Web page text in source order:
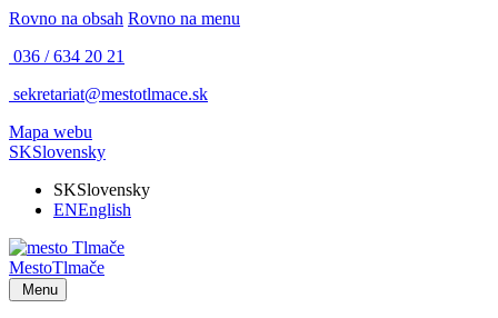
Rovno na obsah Rovno na menu
036 / 634 20 21
sekretariat@mestotlmace.sk
Mapa webu
SKSlovensky
SKSlovensky
ENEnglish
MestoTlmače
Menu